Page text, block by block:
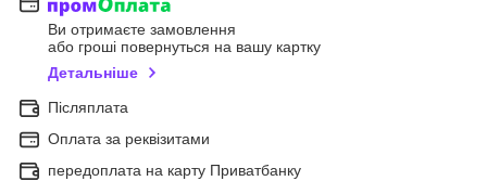
Ви отримаєте замовлення
або гроші повернуться на вашу картку
Детальніше
Післяплата
Оплата за реквізитами
передоплата на карту Приватбанку